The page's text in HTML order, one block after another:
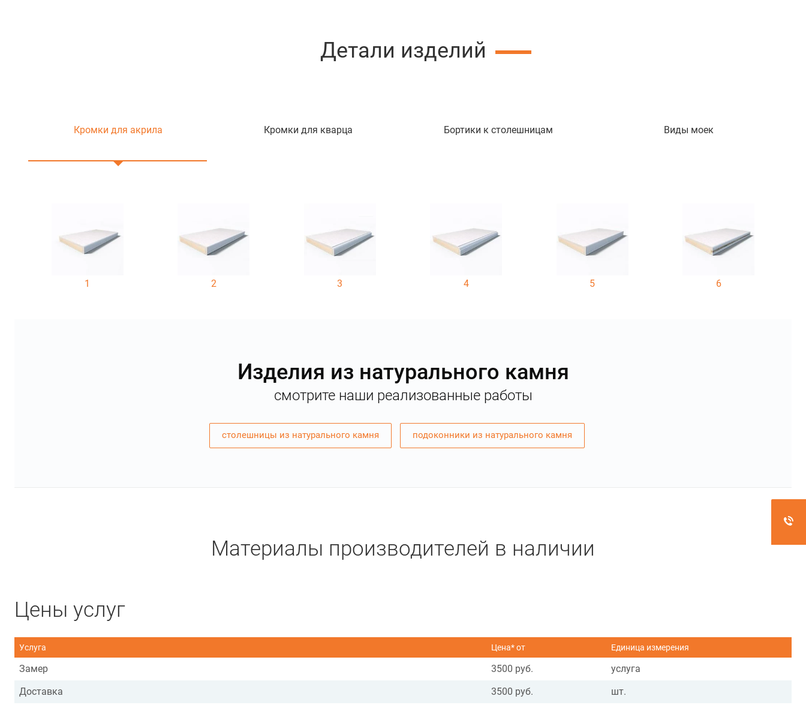
Детали изделий
Кромки для акрила Кромки для кварца Бортики к столешницам Виды моек
1 2 3 4 5 6
Изделия из натурального камня
смотрите наши реализованные работы
столешницы из натурального камня подоконники из натурального камня
Материалы производителей в наличии
Цены услуг
Услуга Цена* от Единица измерения
Замер 3500 руб.
услуга
Доставка
3500 руб.
шт.